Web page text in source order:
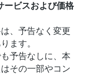
ービスおよび価格
、予告なく変更
ます。
予告なしに、本
その一部やコン